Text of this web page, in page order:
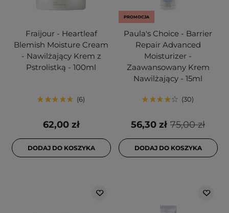
Fraijour - Heartleaf
Blemish Moisture Cream
- Nawilżający Krem z
Pstrolistką - 100ml
6
62,00 zł
DODAJ DO KOSZYKA
PROMOCJA
Paula's Choice - Barrier
Repair Advanced
Moisturizer -
Zaawansowany Krem
Nawilżający - 15ml
30
75,00 zł
56,30 zł
DODAJ DO KOSZYKA